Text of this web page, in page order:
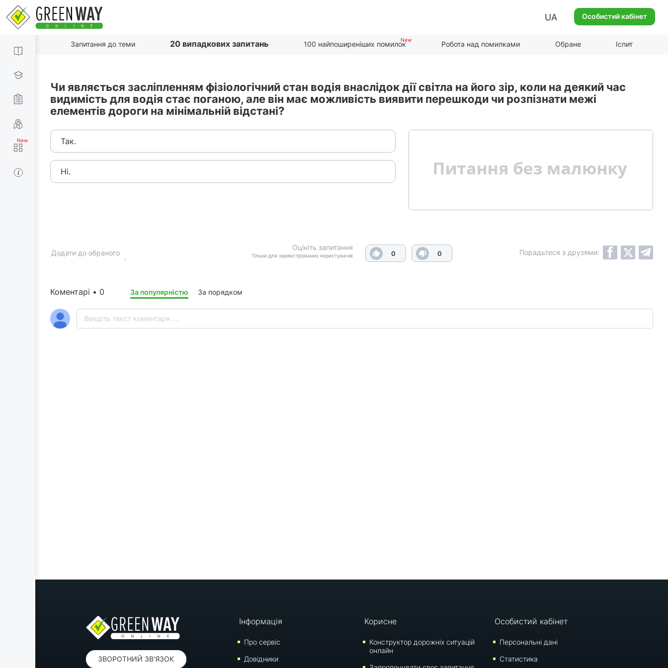
UA Особистий кабінет
Запитання до теми 20 випадкових запитань 100 найпоширеніших помилок Робота над помилками Обране Іспит
Чи являється засліпленням фізіологічний стан водія внаслідок дії світла на його зір, коли на деякий час
видимість для водія стає поганою, але він має можливість виявити перешкоди чи розпізнати межі
елементів дороги на мінімальній відстані?
Так.
Ні.
Оцініть запитання
Тільки для зареєстрованих користувачів 0 0
Додати до обраного Порадьтеся з друзями:
Коментарі • 0 За популярністю За порядком
ЗВОРОТНИЙ ЗВ'ЯЗОК
Інформація
Про сервіс
Довідники
Корисне
Конструктор дорожніх ситуацій
онлайн
Особистий кабінет
Персональні дані
Статистика